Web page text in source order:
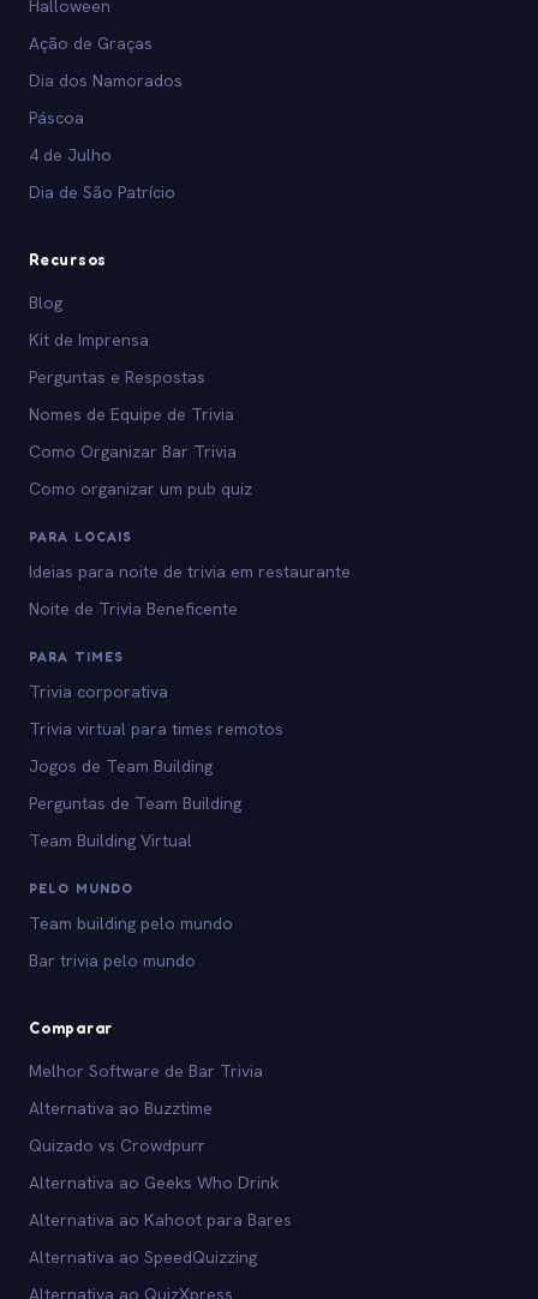
Halloween
Ação de Graças
Dia dos Namorados
Páscoa
4 de Julho
Dia de São Patrício
Recursos
Blog
Kit de Imprensa
Perguntas e Respostas
Nomes de Equipe de Trivia
Como Organizar Bar Trivia
Como organizar um pub quiz
PARA LOCAIS
Ideias para noite de trivia em restaurante
Noite de Trivia Beneficente
PARA TIMES
Trivia corporativa
Trivia virtual para times remotos
Jogos de Team Building
Perguntas de Team Building
Team Building Virtual
PELO MUNDO
Team building pelo mundo
Bar trivia pelo mundo
Comparar
Melhor Software de Bar Trivia
Alternativa ao Buzztime
Quizado vs Crowdpurr
Alternativa ao Geeks Who Drink
Alternativa ao Kahoot para Bares
Alternativa ao SpeedQuizzing
Alternativa ao QuizXpress